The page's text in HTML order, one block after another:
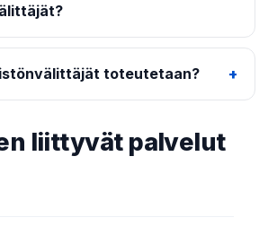
toteutetaan?
liittyvät palvelut